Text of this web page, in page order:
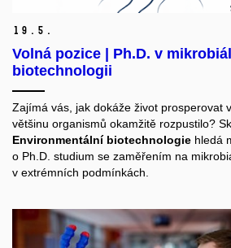
19. 5.
Volná pozice | Ph.D. v
biotechnologii
Zajímá vás, jak dokáže život prosperovat
většinu organismů okamžitě rozpustilo?
Environmentální biotechnologie hledá
o Ph.D. studium se zaměřením na
v extrémních podmínkách.